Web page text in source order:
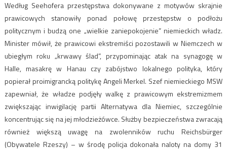
Według Seehofera przestępstwa dokonywane z motywów skrajnie
prawicowych stanowiły ponad połowę przestępstw o podłożu
politycznym i budzą one „wielkie zaniepokojenie” niemieckich władz.
Minister mówił, że prawicowi ekstremiści pozostawili w Niemczech w
ubiegłym roku „krwawy ślad”, przypominając atak na synagogę w
Halle, masakrę w Hanau czy zabójstwo lokalnego polityka, który
popierał proimigrancką politykę Angeli Merkel. Szef niemieckiego MSW
zapewniał, że władze podjęły walkę z prawicowym ekstremizmem
zwiększając inwigilację partii Alternatywa dla Niemiec, szczególnie
koncentrując się na jej młodzieżówce. Służby bezpieczeństwa zwracają
również większą uwagę na zwolenników ruchu Reichsbürger
(Obywatele Rzeszy) – w środę policja dokonała naloty na domy 31